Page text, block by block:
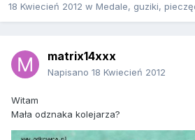
18 Kwiecień 2012 w Medale, guziki,
matrix14xxx
Napisano 18 Kwiecień 2012
Witam
Mała odznaka kolejarza?